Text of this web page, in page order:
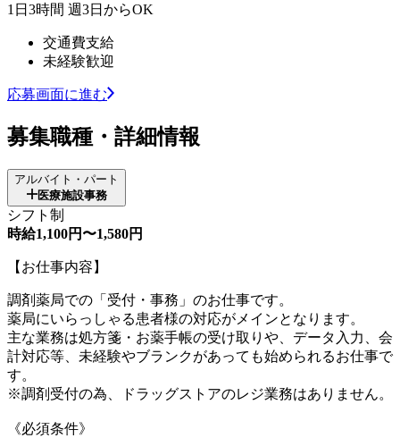
1日3時間 週3日からOK
交通費支給
未経験歓迎
応募画面に進む
募集職種・詳細情報
アルバイト・パート
医療施設事務
シフト制
時給1,100円〜1,580円
【お仕事内容】
調剤薬局での「受付・事務」のお仕事です。
薬局にいらっしゃる患者様の対応がメインとなります。
主な業務は処方箋・お薬手帳の受け取りや、データ入力、会
計対応等、未経験やブランクがあっても始められるお仕事で
す。
※調剤受付の為、ドラッグストアのレジ業務はありません。
《必須条件》